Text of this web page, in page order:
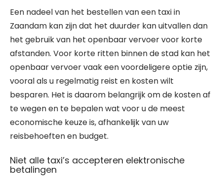
Een nadeel van het bestellen van een taxi in
Zaandam kan zijn dat het duurder kan uitvallen dan
het gebruik van het openbaar vervoer voor korte
afstanden. Voor korte ritten binnen de stad kan het
openbaar vervoer vaak een voordeligere optie zijn,
vooral als u regelmatig reist en kosten wilt
besparen. Het is daarom belangrijk om de kosten af
te wegen en te bepalen wat voor u de meest
economische keuze is, afhankelijk van uw
reisbehoeften en budget.
Niet alle taxi’s accepteren elektronische
betalingen